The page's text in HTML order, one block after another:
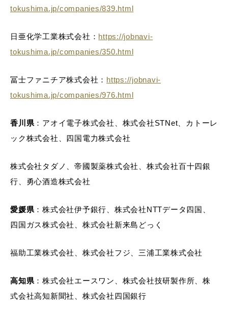
tokushima.jp/companies/839.html
日亜化学工業株式会社： https://jobnavi-
tokushima.jp/companies/350.html
冨士ファニチア株式会社： https://jobnavi-
tokushima.jp/companies/976.html
香川県 ：アオイ電子株式会社、株式会社STNet、カトーレ
ック株式会社、四国電力株式会社
株式会社タダノ、帝國製薬株式会社、株式会社百十四銀
行、勇心酒造株式会社
愛媛県 ：株式会社伊予銀行、株式会社NTTデータ四国、
四国ガス株式会社、株式会社新来島どっく
福助工業株式会社、株式会社フジ、三浦工業株式会社
高知県 ：株式会社エースワン、株式会社技研製作所、株
式会社高知新聞社、株式会社四国銀行